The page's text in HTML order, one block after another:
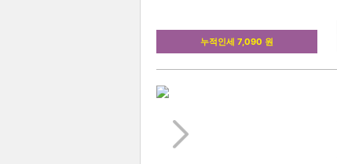
누적인세 7,090 원